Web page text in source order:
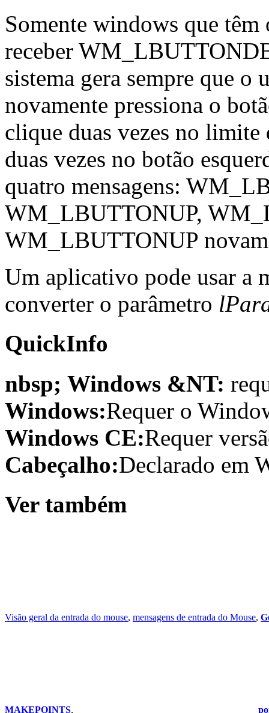
Somente windows que
receber
sistema gera sempre que o
novamente pressiona o
clique duas vezes no
duas vezes no botão
quatro mensagens:
WM_LBUTTONUP,
WM_LBUTTONUP
Um aplicativo pode usar a
converter o parâmetro
QuickInfo
nbsp; Windows &NT:
Windows:Requer o
Windows CE:Requer
Cabeçalho:Declarado em
Ver também
Visão geral da entrada do mouse, mensagens de entrada do Mouse,
MAKEPOINTS,